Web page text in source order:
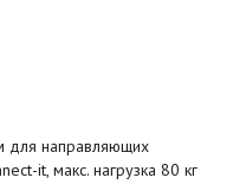
для направляющих
it, макс. нагрузка 80 кг